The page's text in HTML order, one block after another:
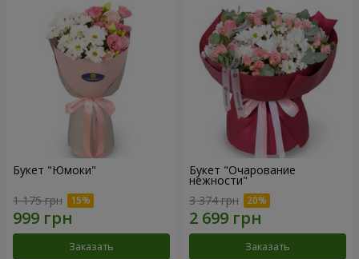
Букет "Юмоки"
1 175 грн
Заказать
Букет "Очарование
нежности"
3 374 грн
Заказать